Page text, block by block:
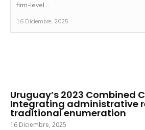
firm-level...
16 Diciembre, 2025
Uruguay’s 2023 Combined
Integrating administrative
traditional enumeration
16 Diciembre, 2025